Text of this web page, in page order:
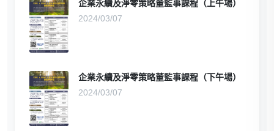
企業永續及淨零策略董監事課程（上午場）
2024/03/07
企業永續及淨零策略董監事課程（下午場）
2024/03/07